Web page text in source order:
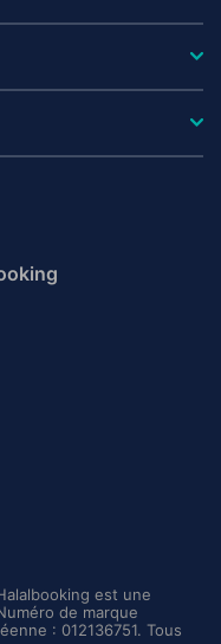
est une
de marque
: 012136751. Tous